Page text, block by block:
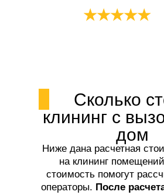
★★★★★
Сколько
клининг с
дом
Ниже дана расчетная
на клининг
стоимость помогут
операторы. После